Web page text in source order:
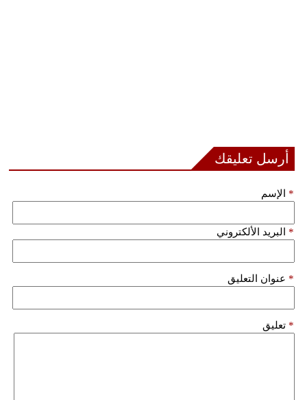
أرسل تعليقك
الإسم *
البريد الألكتروني *
عنوان التعليق *
تعليق *